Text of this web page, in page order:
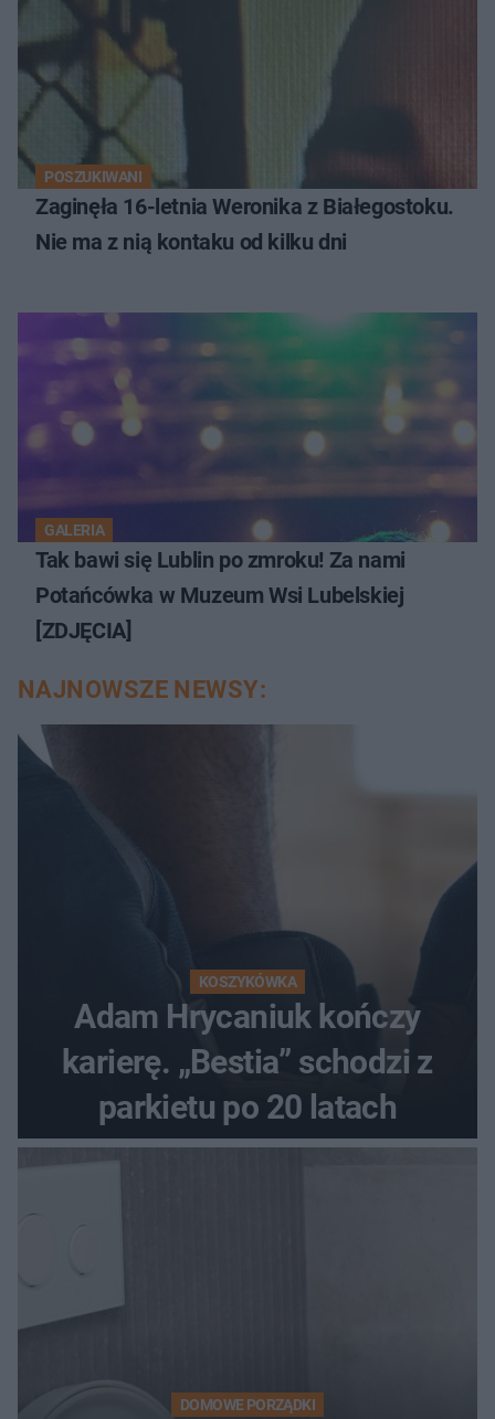
POSZUKIWANI
Zaginęła 16-letnia Weronika z Białegostoku.
Nie ma z nią kontaku od kilku dni
GALERIA
Tak bawi się Lublin po zmroku! Za nami
Potańcówka w Muzeum Wsi Lubelskiej
[ZDJĘCIA]
NAJNOWSZE NEWSY:
KOSZYKÓWKA
Adam Hrycaniuk kończy
karierę. „Bestia” schodzi z
parkietu po 20 latach
DOMOWE PORZĄDKI